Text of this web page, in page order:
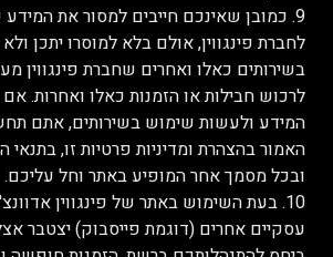
9. כמובן שאינכם חייבים למסור את
לחברת פינגווין, אולם בלא למוסרו יתכן
בשירותים כאלו ואחרים שחברת פינגווין
לרכוש חבילות או הזמנות כאלו ואחרות.
המידע ולעשות שימוש בשירותים, אתם
האמור בהצהרת ומדיניות פרטיות זו,
ובכל מסמך אחר המופיע באתר וחל עליכם.
10. בעת השימוש באתר של פינגווין
עסקיים אחרים (דוגמת פייסבוק) יצטבר